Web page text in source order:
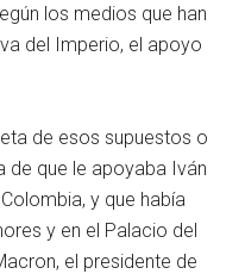
los medios que han
del Imperio, el apoyo
de esos supuestos o
de que le apoyaba Iván
y que había
y en el Palacio del
el presidente de